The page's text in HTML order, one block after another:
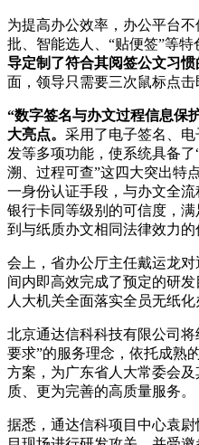
为提高办公效率，办公平台
批、智能选人、“贴便签”等特
导定制了符合其阅签公文习
面，领导只需要三次鼠标点击
“数字签名与办文过程信息保
大亮点。 采用了电子签名、
发等多项功能，使系统具备
溯、过程可查”这四大突出特
一身份认证手段，与办文全
银行卡同等级别的可信度，
到与纸质办文相同法律效力的
会上，省办公厅主任戴运龙
间内即高效完成了预定的研
人大机关全面落实全员无纸化
北京通达信科科技有限公司
要求”的服务理念，依托成熟
方案，为广东省人大常委会
质、更为完善的高质量服务。
据悉，通达信科项目中心袁